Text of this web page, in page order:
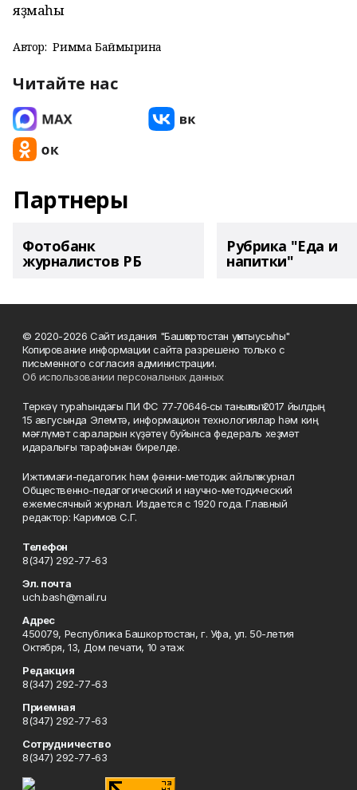
яҙмаһы
Автор: Римма Баймырҙина
Читайте нас
Партнеры
Фотобанк
журналистов РБ
Рубрика "Еда и
напитки"
© 2020-2026 Сайт издания "Башҡортостан уҡытыусыһы"
Копирование информации сайта разрешено только с
письменного согласия администрации.
Об использовании персональных данных
Теркәү тураһындағы ПИ ФС 77‑70646‑сы таныҡлыҡ 2017 йылдың
15 авгусында Элемтә, информацион технологиялар һәм киң
мәғлүмәт сараларын күҙәтеү буйынса федераль хеҙмәт
идаралығы тарафынан бирелде.
Ижтимағи-педагогик һәм фәнни-методик айлыҡ журнал
Общественно-педагогический и научно-методический
ежемесячный журнал. Издается с 1920 года. Главный
редактор: Каримов С.Г.
Телефон
8(347) 292-77-63
Эл. почта
uch.bash@mail.ru
Адрес
450079, Республика Башкортостан, г. Уфа, ул. 50-летия
Октября, 13, Дом печати, 10 этаж
Редакция
8(347) 292-77-63
Приемная
8(347) 292-77-63
Сотрудничество
8(347) 292-77-63